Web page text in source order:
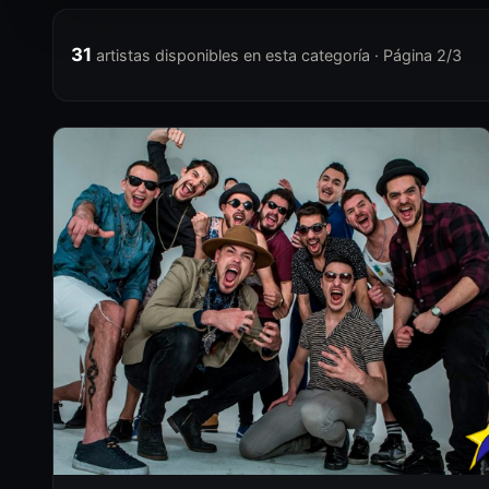
31 artistas disponibles en esta categoría · Página 2/3
MD